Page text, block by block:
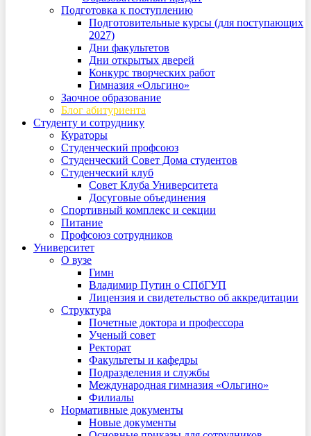
Подготовка к поступлению
Подготовительные курсы (для поступающих
2027)
Дни факультетов
Дни открытых дверей
Конкурс творческих работ
Гимназия «Ольгино»
Заочное образование
Блог абитуриента
Студенту и сотруднику
Кураторы
Студенческий профсоюз
Студенческий Совет Дома студентов
Студенческий клуб
Совет Клуба Университета
Досуговые объединения
Спортивный комплекс и секции
Питание
Профсоюз сотрудников
Университет
О вузе
Гимн
Владимир Путин о СПбГУП
Лицензия и свидетельство об аккредитации
Структура
Почетные доктора и профессора
Ученый совет
Ректорат
Факультеты и кафедры
Подразделения и службы
Международная гимназия «Ольгино»
Филиалы
Нормативные документы
Новые документы